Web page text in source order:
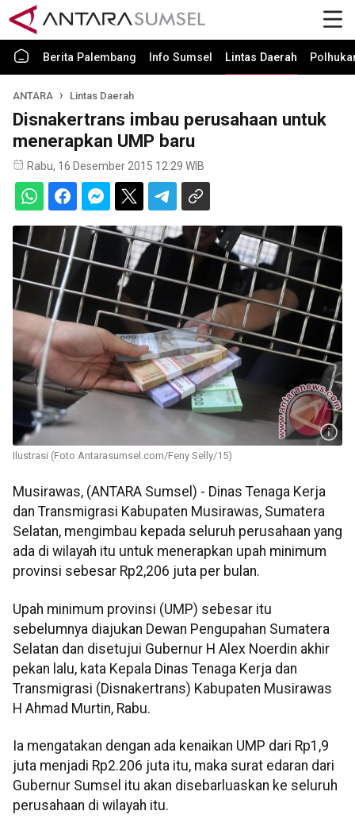
Berita Palembang Info Sumsel Lintas Daerah
ANTARA Lintas Daerah
Disnakertrans imbau perusahaan untuk
menerapkan UMP baru
Rabu, 16 Desember 2015 12:29 WIB
Ilustrasi (Foto Antarasumsel.com/Feny Selly/15)
Musirawas, (ANTARA Sumsel) - Dinas Tenaga Kerja
dan Transmigrasi Kabupaten Musirawas, Sumatera
Selatan, mengimbau kepada seluruh perusahaan yang
ada di wilayah itu untuk menerapkan upah minimum
provinsi sebesar Rp2,206 juta per bulan.
Upah minimum provinsi (UMP) sebesar itu
sebelumnya diajukan Dewan Pengupahan Sumatera
Selatan dan disetujui Gubernur H Alex Noerdin akhir
pekan lalu, kata Kepala Dinas Tenaga Kerja dan
Transmigrasi (Disnakertrans) Kabupaten Musirawas
H Ahmad Murtin, Rabu.
Ia mengatakan dengan ada kenaikan UMP dari Rp1,9
juta menjadi Rp2.206 juta itu, maka surat edaran dari
Gubernur Sumsel itu akan disebarluaskan ke seluruh
perusahaan di wilayah itu.